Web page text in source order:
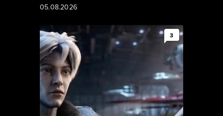
05.08.2026
3